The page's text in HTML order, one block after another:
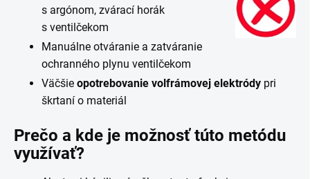
s argónom, zvárací horák
s ventilčekom
Manuálne otváranie a zatváranie
ochranného plynu ventilčekom
Väčšie opotrebovanie volfrámovej elektródy pri
škrtaní o materiál
Prečo a kde je možnosť túto metódu
využívať?